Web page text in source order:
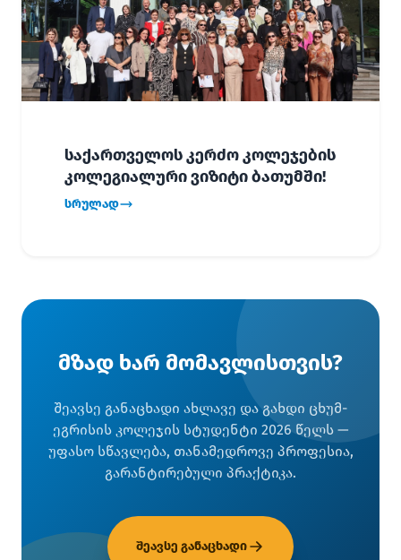
საქართველოს კერძო კოლეჯების
კოლეგიალური ვიზიტი ბათუმში!
სრულად
მზად ხარ მომავლისთვის?
შეავსე განაცხადი ახლავე და გახდი ცხუმ-
ეგრისის კოლეჯის სტუდენტი 2026 წელს —
უფასო სწავლება, თანამედროვე პროფესია,
გარანტირებული პრაქტიკა.
შეავსე განაცხადი